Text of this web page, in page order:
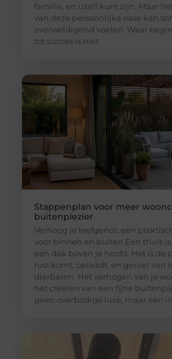
familie, en uzelf kunt zijn. Maar
van deze persoonlijke oase kan
overweldigend voelen. Waar
tot succes is niet
Stappenplan voor meer
buitenplezier
Verhoog je leefgenot: een
voor binnen en buiten Een thuis
een dak boven je hoofd. Het is de
rust komt, oplaadt, en geniet van
dierbaren. Het verhogen van je
het creëren van een fijne
geen overbodige luxe, maar een